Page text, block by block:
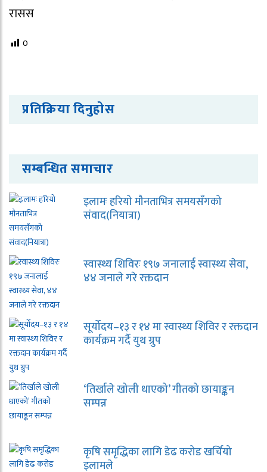
रासस
0
प्रतिक्रिया दिनुहोस
सम्बन्धित समाचार
इलामः हरियो मौनताभित्र समयसँगको
संवाद(नियात्रा)
स्वास्थ्य शिविरः १९७ जनालाई स्वास्थ्य सेवा,
४४ जनाले गरे रक्तदान
सूर्योदय–१३ र १४ मा स्वास्थ्य शिविर र रक्तदान
कार्यक्रम गर्दै युथ ग्रुप
‘तिर्खाले खोली धाएको’ गीतको छायाङ्कन
सम्पन्न
कृषि समृद्धिका लागि डेढ करोड खर्चियो
इलामले